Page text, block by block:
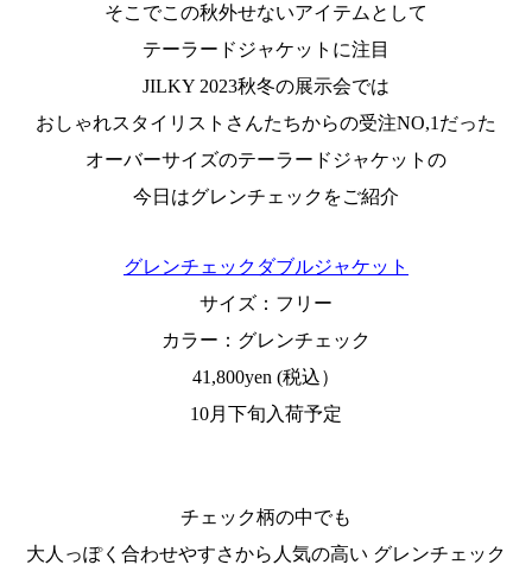
そこでこの秋外せないアイテムとして
テーラードジャケットに注目
JILKY 2023秋冬の展示会では
おしゃれスタイリストさんたちからの受注NO,1だった
オーバーサイズのテーラードジャケットの
今日はグレンチェックをご紹介
グレンチェックダブルジャケット
サイズ：フリー
カラー：グレンチェック
41,800yen (税込）
10月下旬入荷予定
チェック柄の中でも
大人っぽく合わせやすさから人気の高い グレンチェック